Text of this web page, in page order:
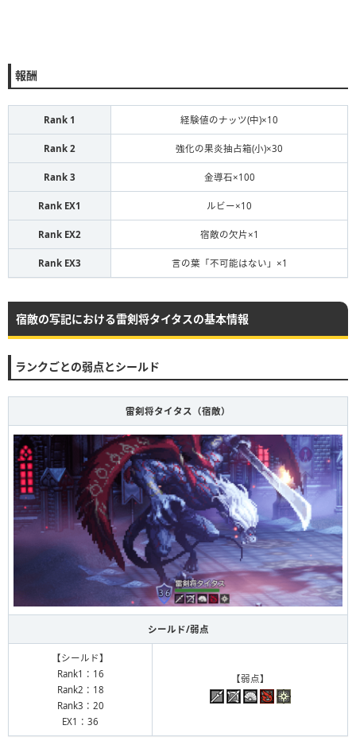
報酬
Rank 1 経験値のナッツ(中)×10
Rank 2 強化の果炎抽占箱(小)×30
Rank 3 金導石×100
Rank EX1 ルビー×10
Rank EX2 宿敵の欠片×1
Rank EX3 言の葉「不可能はない」×1
宿敵の写記における雷剣将タイタスの基本情報
ランクごとの弱点とシールド
雷剣将タイタス（宿敵）
シールド/弱点
【シールド】
Rank1：16
Rank2：18
Rank3：20
EX1：36
【弱点】